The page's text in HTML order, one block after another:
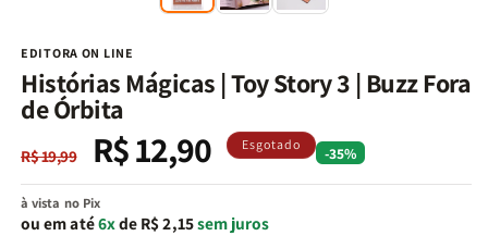
EDITORA ON LINE
Histórias Mágicas | Toy Story 3 | Buzz Fora
de Órbita
Preço
normal
R$ 19,99
Preço
promocional
R$ 12,90 Esgotado -35%
à vista no Pix
ou em até6xde R$ 2,15sem juros